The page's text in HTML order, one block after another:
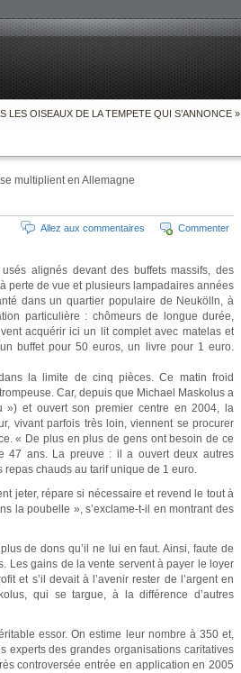
LES OISEAUX DE LA TEMPETE QUI S’ANNONCE »
multiplient en Allemagne
Commenter
Allez aux commentaires
alignés devant des buffets massifs, des
perte de vue et plusieurs lampadaires années
dans un quartier populaire de Neukölln, à
particulière : chômeurs de longue durée,
acquérir ici un lit complet avec matelas et
buffet pour 50 euros, un livre pour 1 euro.
la limite de cinq pièces. Ce matin froid
Car, depuis que Michael Maskolus a
») et ouvert son premier centre en 2004, la
vivant parfois très loin, viennent se procurer
« De plus en plus de gens ont besoin de ce
47 ans. La preuve : il a ouvert deux autres
chauds au tarif unique de 1 euro.
jeter, répare si nécessaire et revend le tout à
la poubelle », s’exclame-t-il en montrant des
de dons qu’il ne lui en faut. Ainsi, faute de
Les gains de la vente servent à payer le loyer
et s’il devait à l’avenir rester de l’argent en
qui se targue, à la différence d’autres
essor. On estime leur nombre à 350 et,
experts des grandes organisations caritatives
controversée entrée en application en 2005